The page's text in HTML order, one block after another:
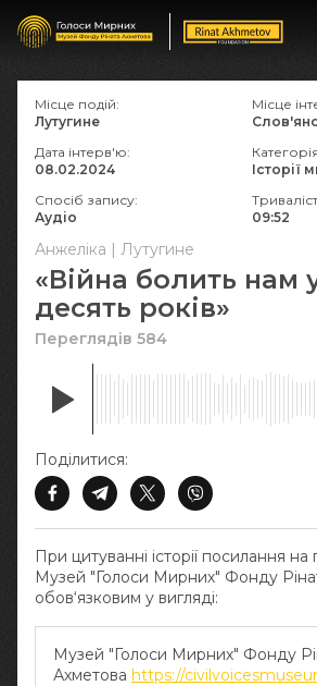
Анжеліка | Лутугине
«Війна болить нам
десять років»
Переглядів 584
При цитуванні історії посилання
Музей "Голоси Мирних" Фонду
обов‘язковим у вигляді:
Музей "Голоси Мирних" Фонду
Ахметова https://
Поділитися:
Місце подій:
Лутугине
Місце
Дата інтерв'ю:
08.02.2024
Історії
Спосіб запису:
Аудіо
09:52